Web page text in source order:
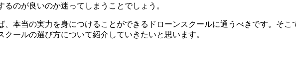
のが良いのか迷ってしまうことでしょう。
、本当の実力を身につけることができるドローンスクールに通うべきです。そ
クールの選び方について紹介していきたいと思います。